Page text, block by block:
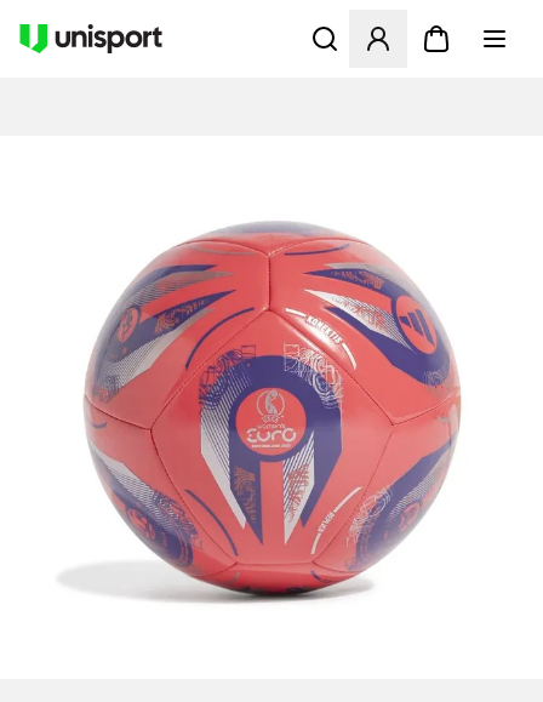
Opent een venster om in